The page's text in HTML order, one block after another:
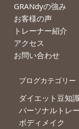
GRANdyの強み
お客様の声
トレーナー紹介
アクセス
お問い合わせ
ブログカテゴリー
ダイエット豆知
パーソナルトレ
ボディメイク